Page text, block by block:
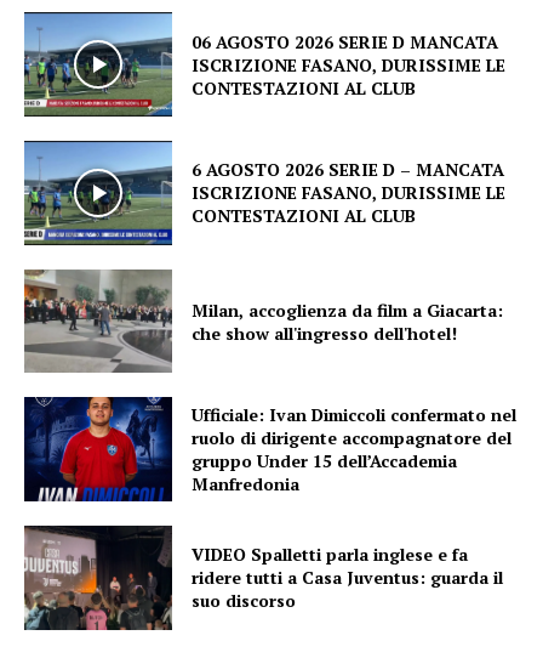
06 AGOSTO 2026 SERIE D MANCATA
ISCRIZIONE FASANO, DURISSIME LE
CONTESTAZIONI AL CLUB
6 AGOSTO 2026 SERIE D – MANCATA
ISCRIZIONE FASANO, DURISSIME LE
CONTESTAZIONI AL CLUB
Milan, accoglienza da film a Giacarta:
che show all'ingresso dell'hotel!
Ufficiale: Ivan Dimiccoli confermato nel
ruolo di dirigente accompagnatore del
gruppo Under 15 dell’Accademia
Manfredonia
VIDEO Spalletti parla inglese e fa
ridere tutti a Casa Juventus: guarda il
suo discorso